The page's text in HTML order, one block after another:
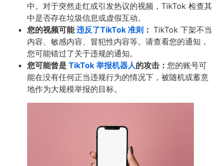
中。对于突然走红或引发热议的视频，TikTok 检查其
中是否存在垃圾信息或虚假互动。
您的视频可能违反了TikTok 准则 ： TikTok 下架不当
内容、敏感内容、冒犯性内容等。请查看您的通知，
您可能错过了关于违规的通知。
您可能曾是 TikTok 举报机器人的攻击： 您的账号可
能在没有任何正当违规行为的情况下，被随机或蓄意
地作为大规模举报的目标。